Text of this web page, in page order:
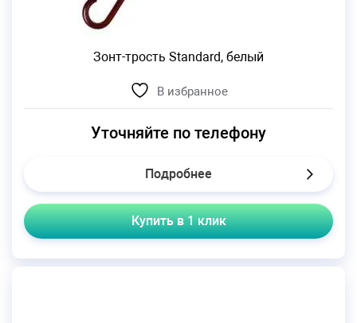
Зонт-трость Standard, белый
В избранное
Уточняйте по телефону
Подробнее
Купить в 1 клик